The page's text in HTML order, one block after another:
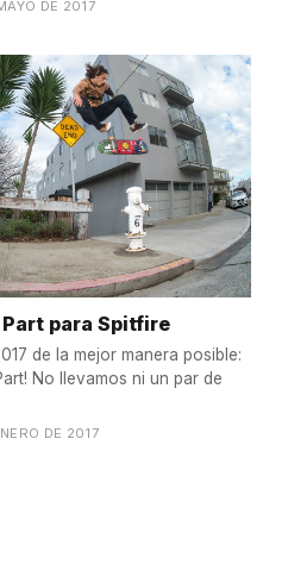
DE 2017
para Spitfire
de la mejor manera posible:
No llevamos ni un par de
DE 2017